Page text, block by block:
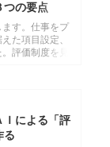
つの要点
す。仕事をプ
た項目設定、
評価制度を見
Ｉによる「評
る